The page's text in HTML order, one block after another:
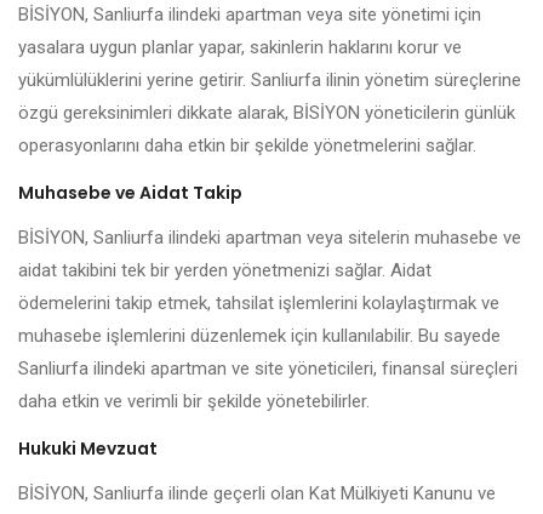
BİSİYON, Sanliurfa ilindeki apartman veya site yönetimi için
yasalara uygun planlar yapar, sakinlerin haklarını korur ve
yükümlülüklerini yerine getirir. Sanliurfa ilinin yönetim süreçlerine
özgü gereksinimleri dikkate alarak, BİSİYON yöneticilerin günlük
operasyonlarını daha etkin bir şekilde yönetmelerini sağlar.
Muhasebe ve Aidat Takip
BİSİYON, Sanliurfa ilindeki apartman veya sitelerin muhasebe ve
aidat takibini tek bir yerden yönetmenizi sağlar. Aidat
ödemelerini takip etmek, tahsilat işlemlerini kolaylaştırmak ve
muhasebe işlemlerini düzenlemek için kullanılabilir. Bu sayede
Sanliurfa ilindeki apartman ve site yöneticileri, finansal süreçleri
daha etkin ve verimli bir şekilde yönetebilirler.
Hukuki Mevzuat
BİSİYON, Sanliurfa ilinde geçerli olan Kat Mülkiyeti Kanunu ve